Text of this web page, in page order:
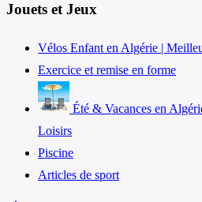
Jouets et Jeux
Vélos Enfant en Algérie |
Exercice et remise en forme
Été & Vacances en
Loisirs
Piscine
Articles de sport